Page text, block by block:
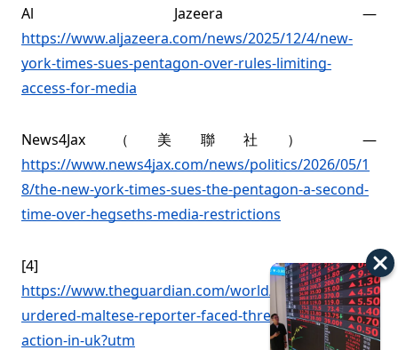
Al Jazeera —
https://www.aljazeera.com/news/2025/12/4/new-
york-times-sues-pentagon-over-rules-limiting-
access-for-media
News4Jax（美聯社） —
https://www.news4jax.com/news/politics/2026/05/1
8/the-new-york-times-sues-the-pentagon-a-second-
time-over-hegseths-media-restrictions
[4]
https://www.theguardian.com/world/2018/jun/01/m
urdered-maltese-reporter-faced-threat-of-libel-
action-in-uk?utm